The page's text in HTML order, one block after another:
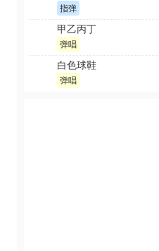
指弹
甲乙丙丁
弹唱
白色球鞋
弹唱